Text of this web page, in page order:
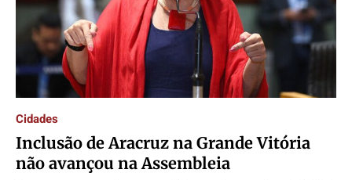
Cidades
Inclusão de Aracruz na Grande Vitória
não avançou na Assembleia